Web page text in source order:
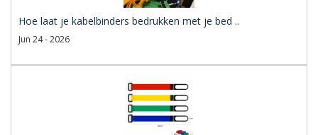
Hoe laat je kabelbinders bedrukken met je bed ..
Jun 24 - 2026